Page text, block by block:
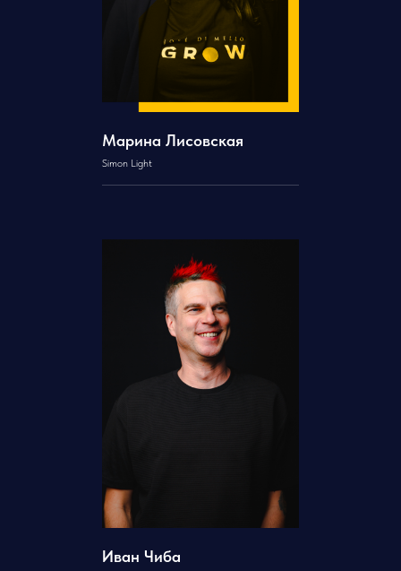
Марина Лисовская
Simon Light
Иван Чиба